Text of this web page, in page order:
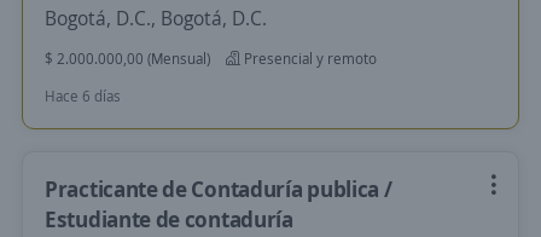
Bogotá, D.C., Bogotá, D.C.
$ 2.000.000,00 (Mensual)
Presencial y remoto
Hace 6 días
Practicante de Contaduría publica /
Estudiante de contaduría